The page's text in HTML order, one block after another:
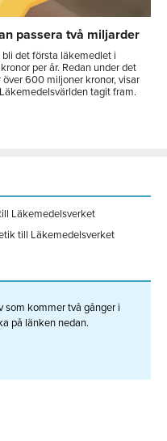
passera två miljarder
det första läkemedlet i
per år. Redan under det
600 miljoner kronor, visar
tagit fram.
Läkemedelsverket
till Läkemedelsverket
som kommer två gånger i
på länken nedan.